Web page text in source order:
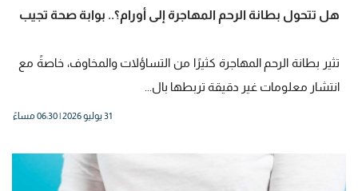
هل تتحول بطانة الرحم المهاجرة إلى أورام؟.. بوابة صحة تجيب
تثير بطانة الرحم المهاجرة كثيرًا من التساؤلات والمخاوف، خاصةً مع
انتشار معلومات غير دقيقة تربطها بال...
31 يوليو 2026 | 06:30 مساءً